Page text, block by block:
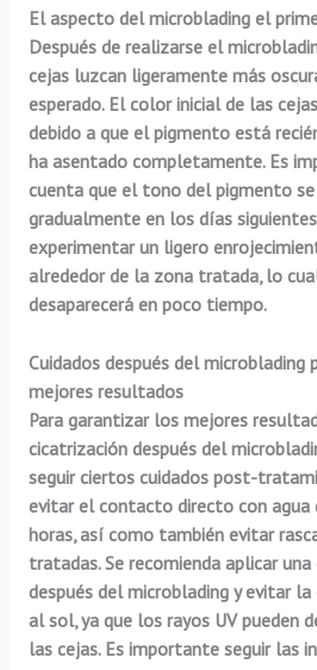
El aspecto del microblading el
Después de realizarse el
cejas luzcan ligeramente más
esperado. El color inicial de las
debido a que el pigmento está
ha asentado completamente. Es
cuenta que el tono del pigmento se
gradualmente en los días
experimentar un ligero
alrededor de la zona tratada, lo
desaparecerá en poco tiempo.
Cuidados después del microblading
mejores resultados
Para garantizar los mejores
cicatrización después del
seguir ciertos cuidados post-
evitar el contacto directo con agua
horas, así como también evitar
tratadas. Se recomienda aplicar
después del microblading y evitar
al sol, ya que los rayos UV pueden
las cejas. Es importante seguir las